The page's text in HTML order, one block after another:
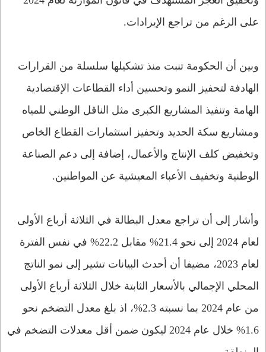
على الرغم من تراجع الإيرادات.
وبين أن الحكومة تنبت منذ تشكيلها سلسلة من القرارات
الهادفة لتحفيز النمو وتحسين أداء القطاعات الإقتصادية
الهامة وتنفيذ المشاريع الكبرى مثل الناقل الوطني للمياه
ومشاريع سكة الحديد وتحفيز استثمارات القطاع الخاص
وتخفيض كلف الإنتاج والأعمال، إضافة إلى دعم الصناعة
الوطنية وتخفيف الأعباء المعيشية عن المواطنين.
وأشار إلى أن تراجع معدل البطالة في الثلاثة أرباع الأولى
لعام 2024 إلى نحو 21.4% مقابل 22.2% في نفس الفترة
لعام 2023، مضيفا أن أحدث البيانات تشير إلى نمو الناتج
المحلي الإجمالي بالأسعار الثابتة خلال الثلاثة أرباع الأولى
من عام 2024 بما نسبته 2.3%، اذ بلغ معدل التضخم نحو
1.6% خلال عام 2024 ليكون ضمن أقل معدلات التضخم في